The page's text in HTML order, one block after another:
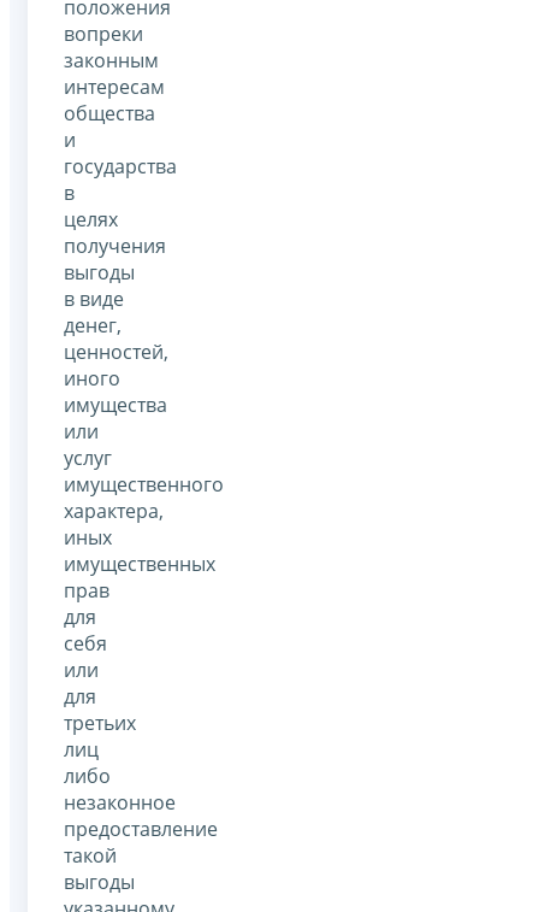
положения
вопреки
законным
интересам
общества
и
государства
в
целях
получения
выгоды
в виде
денег,
ценностей,
иного
имущества
или
услуг
имущественного
характера,
иных
имущественных
прав
для
себя
или
для
третьих
лиц
либо
незаконное
предоставление
такой
выгоды